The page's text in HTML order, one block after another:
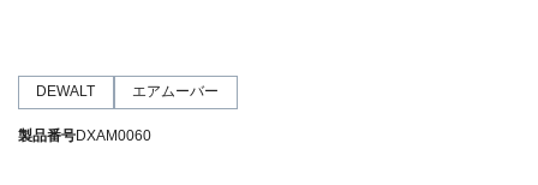
DEWALT エアムーバー
製品番号DXAM0060